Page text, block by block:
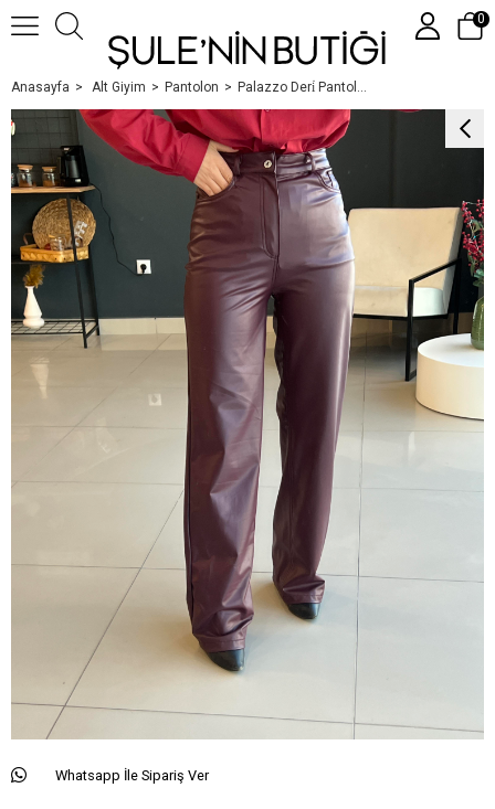
Üye Girişi
0
Anasayfa Alt Giyim Pantolon Palazzo Deri̇ Pantolon Bordo
Whatsapp İle Sipariş Ver